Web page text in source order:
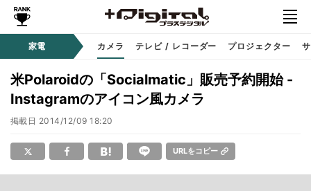
家電 カメラ テレビ / レコーダー プロジェクター
米Polaroidの「Socialmatic」販売予約開始 -
Instagramのアイコン風カメラ
掲載日 2014/12/09 18:20
URLをコピー